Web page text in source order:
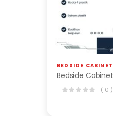
BEDSIDE CABINET
Bedside
( 0 )